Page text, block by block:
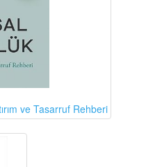
ve Tasarruf Rehberi